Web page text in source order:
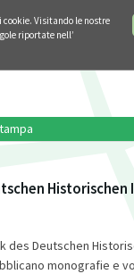
Visitando le nostre
riportate nell’
Historischen
des Deutschen
monografie e